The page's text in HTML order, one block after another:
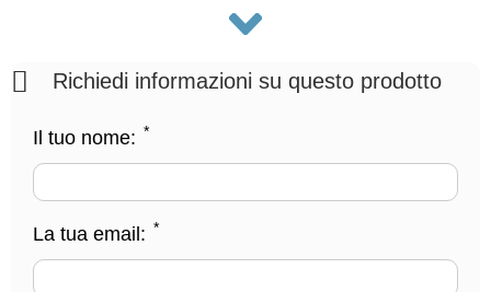
Richiedi informazioni su questo prodotto
Il tuo nome: *
La tua email: *